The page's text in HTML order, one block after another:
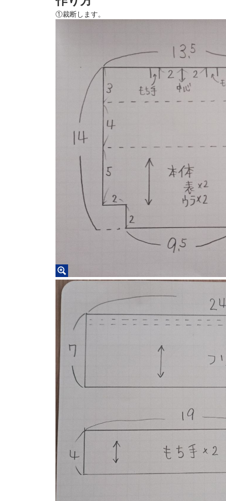
①裁断します。